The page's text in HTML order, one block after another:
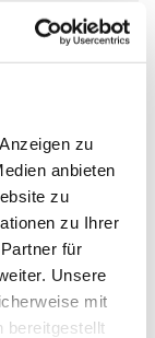
zu
anbieten
zu
zu Ihrer
für
Unsere
mit
bereitgestellt
wir um
der Ruhr in
und Große
statt.